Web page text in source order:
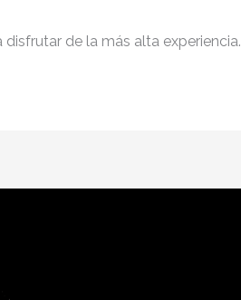
de la más alta experiencia.